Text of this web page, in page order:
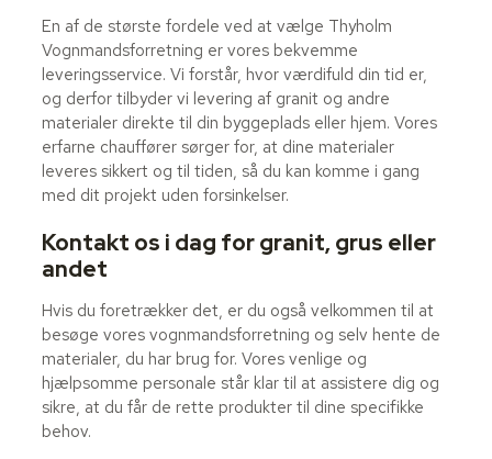
En af de største fordele ved at vælge Thyholm
Vognmandsforretning er vores bekvemme
leveringsservice. Vi forstår, hvor værdifuld din tid er,
og derfor tilbyder vi levering af granit og andre
materialer direkte til din byggeplads eller hjem. Vores
erfarne chauffører sørger for, at dine materialer
leveres sikkert og til tiden, så du kan komme i gang
med dit projekt uden forsinkelser.
Kontakt os i dag for granit, grus eller
andet
Hvis du foretrækker det, er du også velkommen til at
besøge vores vognmandsforretning og selv hente de
materialer, du har brug for. Vores venlige og
hjælpsomme personale står klar til at assistere dig og
sikre, at du får de rette produkter til dine specifikke
behov.